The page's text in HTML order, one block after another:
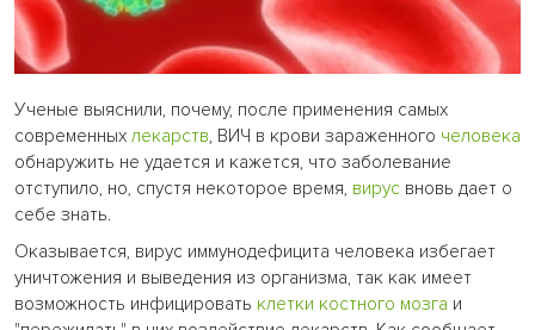
Ученые выяснили, почему, после применения самых
современных лекарств, ВИЧ в крови зараженного человека
обнаружить не удается и кажется, что заболевание
отступило, но, спустя некоторое время, вирус вновь дает о
себе знать.
Оказывается, вирус иммунодефицита человека избегает
уничтожения и выведения из организма, так как имеет
возможность инфицировать клетки костного мозга и